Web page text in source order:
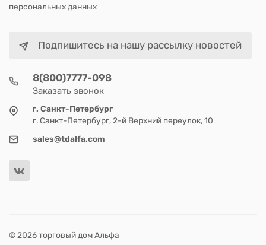
персональных данных
Подпишитесь на нашу рассылку новостей
8(800)7777-098
Заказать звонок
г. Санкт-Петербург
г. Санкт-Петербург, 2-й Верхний переулок, 10
sales@tdalfa.com
© 2026 торговый дом Альфа